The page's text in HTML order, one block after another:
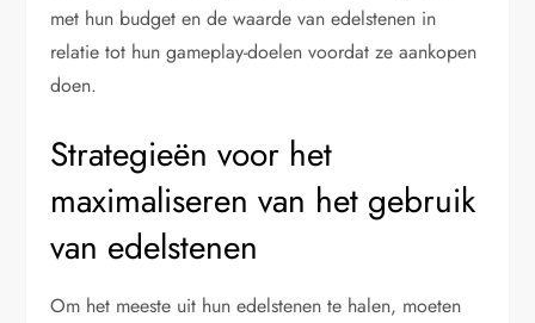
met hun budget en de waarde van edelstenen in
relatie tot hun gameplay-doelen voordat ze aankopen
doen.
Strategieën voor het
maximaliseren van het gebruik
van edelstenen
Om het meeste uit hun edelstenen te halen, moeten